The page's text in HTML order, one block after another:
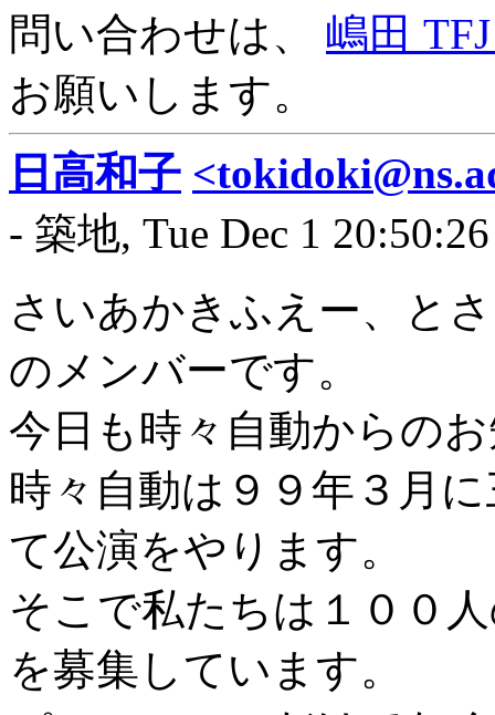
問い合わせは、 嶋田
お願いします。
日高和子
- 築地, Tue Dec 1
さいあかきふえー、と
のメンバーです。
今日も時々自動からの
時々自動は９９年３月
て公演をやります。
そこで私たちは１００
を募集しています。